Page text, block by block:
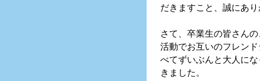
だきますこと、誠にあり
さて、卒業生の皆さん
活動でお互いのフレン
べてずいぶんと大人に
きました。